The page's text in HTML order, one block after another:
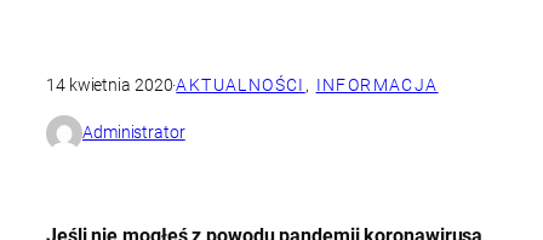
14 kwietnia 2020·AKTUALNOŚCI , INFORMACJA
Administrator